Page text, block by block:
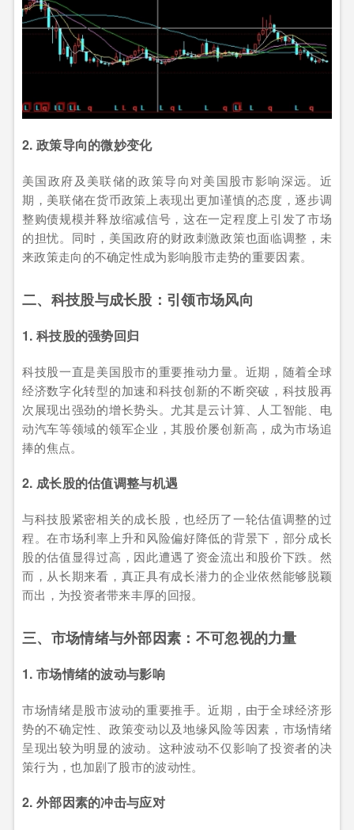
2. 政策导向的微妙变化
美国政府及美联储的政策导向对美国股市影响深远。近
期，美联储在货币政策上表现出更加谨慎的态度，逐步调
整购债规模并释放缩减信号，这在一定程度上引发了市场
的担忧。同时，美国政府的财政刺激政策也面临调整，未
来政策走向的不确定性成为影响股市走势的重要因素。
二、科技股与成长股：引领市场风向
1. 科技股的强势回归
科技股一直是美国股市的重要推动力量。近期，随着全球
经济数字化转型的加速和科技创新的不断突破，科技股再
次展现出强劲的增长势头。尤其是云计算、人工智能、电
动汽车等领域的领军企业，其股价屡创新高，成为市场追
捧的焦点。
2. 成长股的估值调整与机遇
与科技股紧密相关的成长股，也经历了一轮估值调整的过
程。在市场利率上升和风险偏好降低的背景下，部分成长
股的估值显得过高，因此遭遇了资金流出和股价下跌。然
而，从长期来看，真正具有成长潜力的企业依然能够脱颖
而出，为投资者带来丰厚的回报。
三、市场情绪与外部因素：不可忽视的力量
1. 市场情绪的波动与影响
市场情绪是股市波动的重要推手。近期，由于全球经济形
势的不确定性、政策变动以及地缘风险等因素，市场情绪
呈现出较为明显的波动。这种波动不仅影响了投资者的决
策行为，也加剧了股市的波动性。
2. 外部因素的冲击与应对